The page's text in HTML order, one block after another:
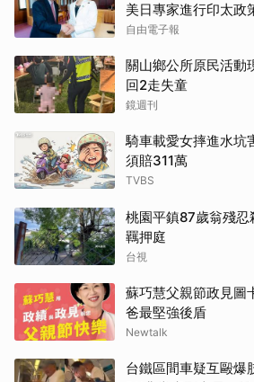
美日專家進行印太政
自由電子報
關山鄉公所原民活
回2走失童
鏡週刊
騎車載愛女摔進水
須賠311萬
TVBS
桃園平鎮87歲翁殘
羈押庭
台視
蘇巧慧父親節政見圖
爸最堅強後盾
Newtalk
台鐵區間車疑互毆爆